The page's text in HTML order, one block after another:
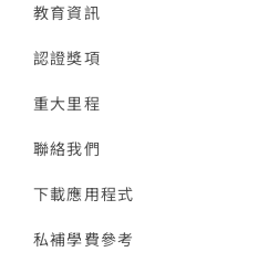
教育資訊
認證獎項
重大里程
聯絡我們
下載應用程式
私補學費參考